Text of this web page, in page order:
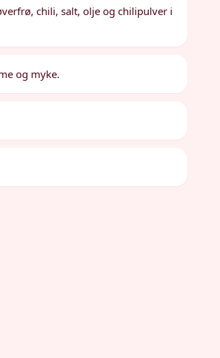
chili, salt, olje og chilipulver i
og myke.